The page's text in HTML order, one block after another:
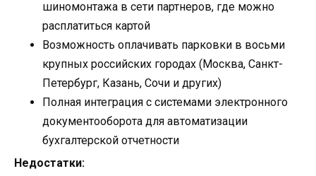
шиномонтажа в сети партнеров, где можно
расплатиться картой
Возможность оплачивать парковки в восьми
крупных российских городах (Москва, Санкт-
Петербург, Казань, Сочи и других)
Полная интеграция с системами электронного
документооборота для автоматизации
бухгалтерской отчетности
Недостатки: